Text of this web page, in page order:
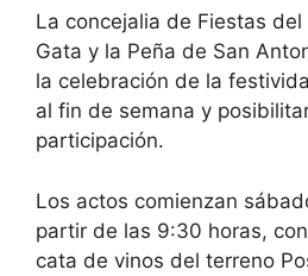
La concejalia de Fiestas
Gata y la Peña de San
la celebración de la
al fin de semana y
participación.
Los actos comienzan
partir de las 9:30 horas,
cata de vinos del terreno